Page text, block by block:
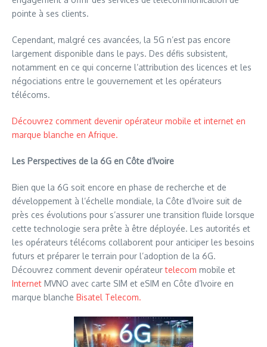
pointe à ses clients.
Cependant, malgré ces avancées, la 5G n’est pas encore
largement disponible dans le pays. Des défis subsistent,
notamment en ce qui concerne l’attribution des licences et les
négociations entre le gouvernement et les opérateurs
télécoms.
Découvrez comment devenir opérateur mobile et internet en
marque blanche en Afrique.
Les Perspectives de la 6G en Côte d’Ivoire
Bien que la 6G soit encore en phase de recherche et de
développement à l’échelle mondiale, la Côte d’Ivoire suit de
près ces évolutions pour s’assurer une transition fluide lorsque
cette technologie sera prête à être déployée. Les autorités et
les opérateurs télécoms collaborent pour anticiper les besoins
futurs et préparer le terrain pour l’adoption de la 6G.
Découvrez comment devenir opérateurtelecom mobile et
Internet MVNO avec carte SIM et eSIM en Côte d’Ivoire en
marque blanche Bisatel Telecom.